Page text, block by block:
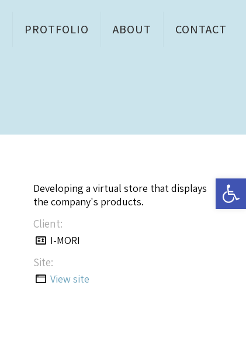
PROTFOLIO ABOUT CONTACT
Developing a virtual store that displays
the company's products.
Client:
I-MORI
Site:
View site